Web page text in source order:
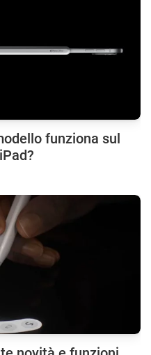
funziona sul